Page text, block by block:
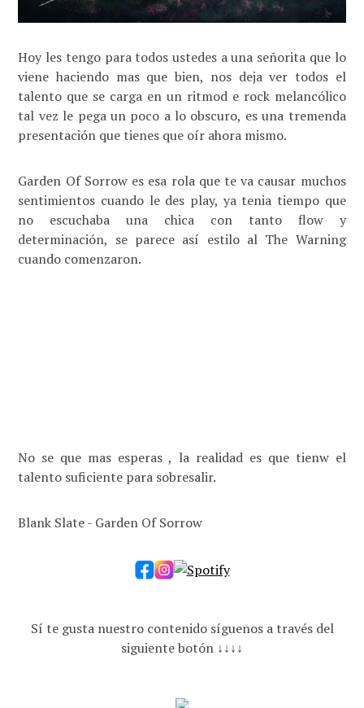
Hoy les tengo para todos ustedes a una señorita que lo
viene haciendo mas que bien, nos deja ver todos el
talento que se carga en un ritmod e rock melancólico
tal vez le pega un poco a lo obscuro, es una tremenda
presentación que tienes que oír ahora mismo.
Garden Of Sorrow es esa rola que te va causar muchos
sentimientos cuando le des play, ya tenia tiempo que
no escuchaba una chica con tanto flow y
determinación, se parece así estilo al The Warning
cuando comenzaron.
No se que mas esperas , la realidad es que tienw el
talento suficiente para sobresalir.
Blank Slate - Garden Of Sorrow
Sí te gusta nuestro contenido síguenos a través del
siguiente botón ↓↓↓↓